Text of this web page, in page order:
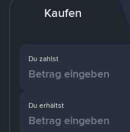
Kaufen
Du zahlst
Du erhältst